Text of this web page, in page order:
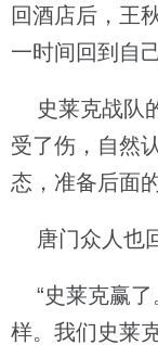
回酒店后，王
一时间回到自
史莱克战队
受了伤，自然
态，准备后面
唐门众人也
“史莱克赢了
样。我们史莱